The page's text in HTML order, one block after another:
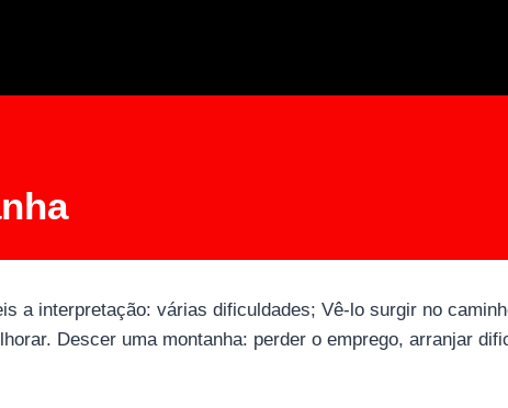
a interpretação: várias dificuldades; Vê-lo surgir no
Descer uma montanha: perder o emprego, arranjar